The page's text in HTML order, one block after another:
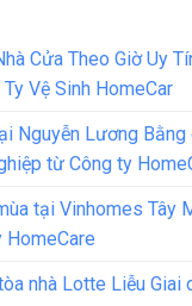
Cửa Theo Giờ Uy
Vệ Sinh HomeCar
Nguyễn Lương
từ Công ty
tại Vinhomes Tây
HomeCare
nhà Lotte Liễu Giai